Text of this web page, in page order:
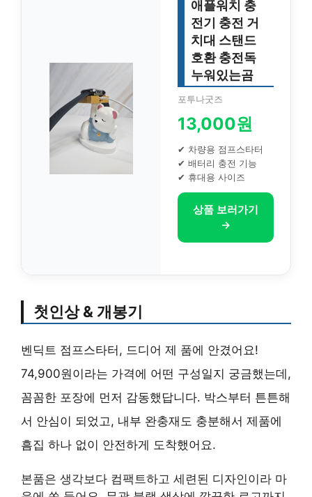
애플워치 충
전기 충전 거
치대 스탠드
호환 충전독
누워있는곰
포투나굿즈
13,000원
✔ 차량용 점프스타터
✔ 배터리 충전 기능
✔ 휴대용 사이즈
상품 보러가기
→
첫인상 & 개봉기
벤딕트 점프스타터, 드디어 제 품에 안겼어요!
74,900원이라는 가격에 어떤 구성일지 궁금했는데,
꼼꼼한 포장에 먼저 감동했답니다. 박스부터 튼튼해
서 안심이 되었고, 내부 완충재도 충분해서 제품에
흠집 하나 없이 안전하게 도착했어요.
본품은 생각보다 컴팩트하고 세련된 디자인이라 마